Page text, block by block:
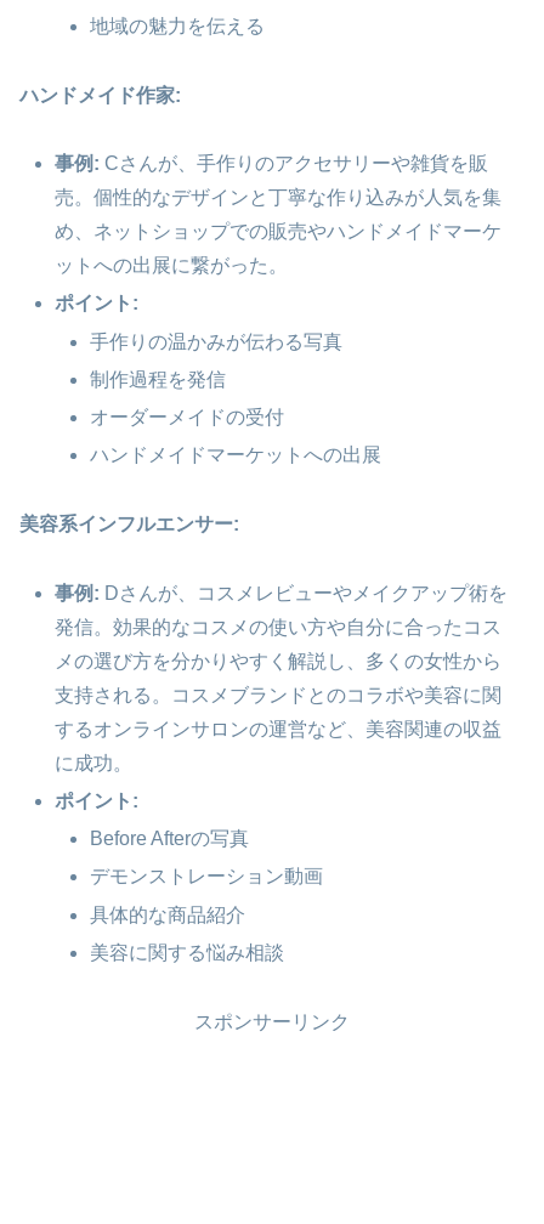
地域の魅力を伝える
ハンドメイド作家:
事例: Cさんが、手作りのアクセサリーや雑貨を販
売。個性的なデザインと丁寧な作り込みが人気を集
め、ネットショップでの販売やハンドメイドマーケ
ットへの出展に繋がった。
ポイント:
手作りの温かみが伝わる写真
制作過程を発信
オーダーメイドの受付
ハンドメイドマーケットへの出展
美容系インフルエンサー:
事例: Dさんが、コスメレビューやメイクアップ術を
発信。効果的なコスメの使い方や自分に合ったコス
メの選び方を分かりやすく解説し、多くの女性から
支持される。コスメブランドとのコラボや美容に関
するオンラインサロンの運営など、美容関連の収益
に成功。
ポイント:
Before Afterの写真
デモンストレーション動画
具体的な商品紹介
美容に関する悩み相談
スポンサーリンク